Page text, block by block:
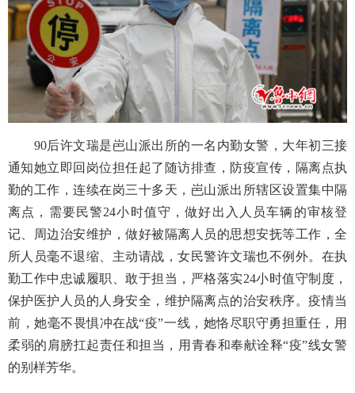
90后许文瑞是岜山派出所的一名内勤女警，大年初三接
通知她立即回岗位担任起了随访排查，防疫宣传，隔离点执
勤的工作，连续在岗三十多天，岜山派出所辖区设置集中隔
离点，需要民警24小时值守，做好出入人员车辆的审核登
记、周边治安维护，做好被隔离人员的思想安抚等工作，全
所人员毫不退缩、主动请战，女民警许文瑞也不例外。在执
勤工作中忠诚履职、敢于担当，严格落实24小时值守制度，
保护医护人员的人身安全， 维护隔离点的治安秩序。疫情当
前，她毫不畏惧冲在战“疫”一线，她恪尽职守勇担重任，用
柔弱的肩膀扛起责任和担当，用青春和奉献诠释“疫”线女警
的别样芳华。